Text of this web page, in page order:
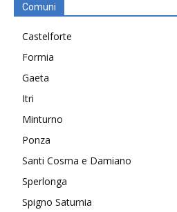
Comuni
Castelforte
Formia
Gaeta
Itri
Minturno
Ponza
Santi Cosma e Damiano
Sperlonga
Spigno Saturnia